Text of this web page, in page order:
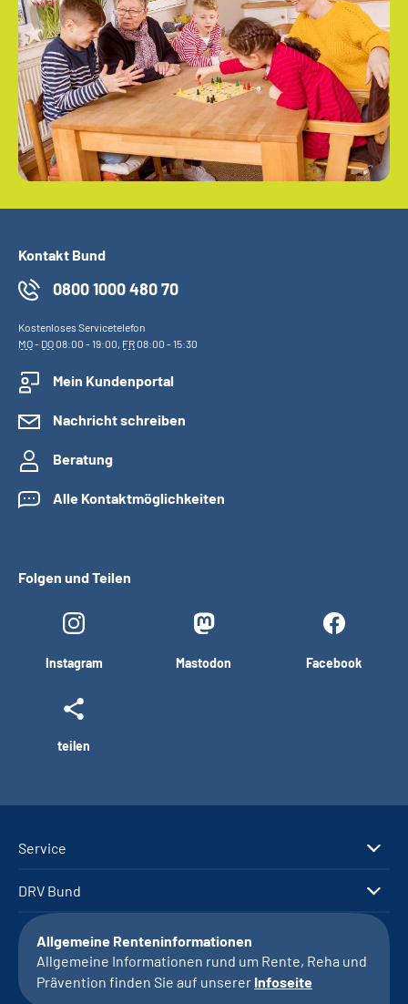
Kontakt Bund
0800 1000 480 70
Kostenloses Servicetelefon
MO- DO08:00 - 19:00, FR08:00 - 15:30
Mein Kundenportal
Nachricht schreiben
Beratung
Alle Kontaktmöglichkeiten
Folgen und Teilen
Instagram Mastodon Facebook
teilen
Service
DRV Bund
Allgemeine Renteninformationen
Allgemeine Informationen rund um Rente, Reha und
Prävention finden Sie auf unserer Infoseite